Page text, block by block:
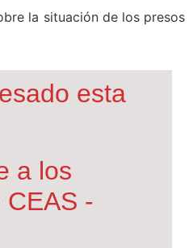
la situación de los presos
esta
a los
CEAS -